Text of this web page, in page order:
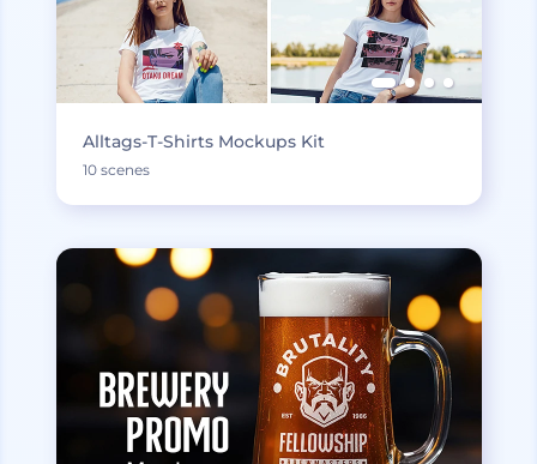
Alltags-T-Shirts Mockups Kit
10 scenes